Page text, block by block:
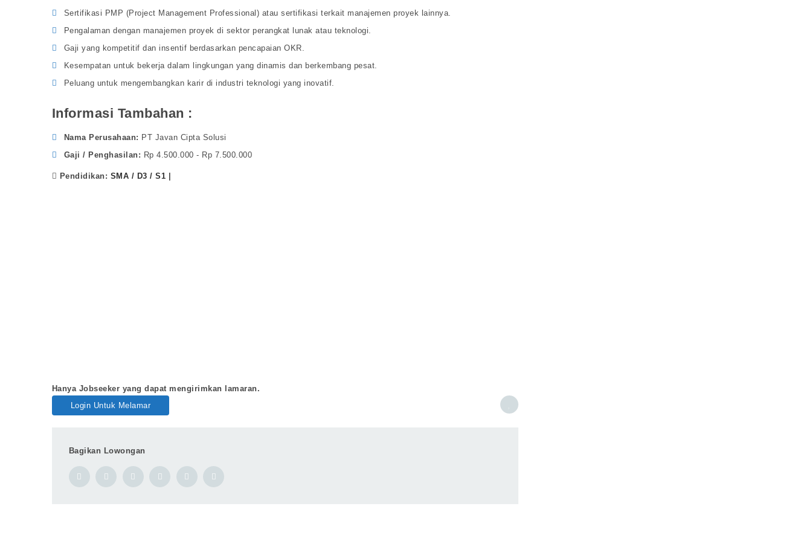
Sertifikasi PMP (Project Management Professional) atau sertifikasi terkait manajemen proyek lainnya.
Pengalaman dengan manajemen proyek di sektor perangkat lunak atau teknologi.
Gaji yang kompetitif dan insentif berdasarkan pencapaian OKR.
Kesempatan untuk bekerja dalam lingkungan yang dinamis dan berkembang pesat.
Peluang untuk mengembangkan karir di industri teknologi yang inovatif.
Informasi Tambahan :
Nama Perusahaan
PT Javan Cipta Solusi
Gaji / Penghasilan
Rp 4.500.000 - Rp 7.500.000
Pendidikan: SMA / D3 / S1
Hanya Jobseeker yang dapat mengirimkan lamaran.
Login Untuk Melamar
Bagikan Lowongan